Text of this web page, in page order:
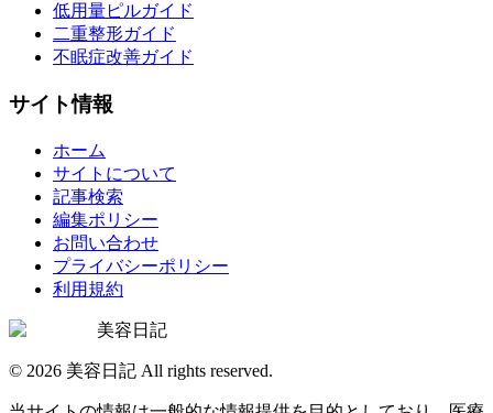
低用量ピルガイド
二重整形ガイド
不眠症改善ガイド
サイト情報
ホーム
サイトについて
記事検索
編集ポリシー
お問い合わせ
プライバシーポリシー
利用規約
美容日記
© 2026 美容日記 All rights reserved.